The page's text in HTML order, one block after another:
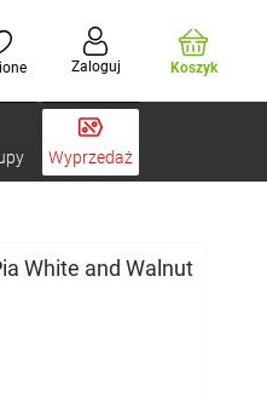
Zaloguj Koszyk
Wyprzedaż
White and Walnut